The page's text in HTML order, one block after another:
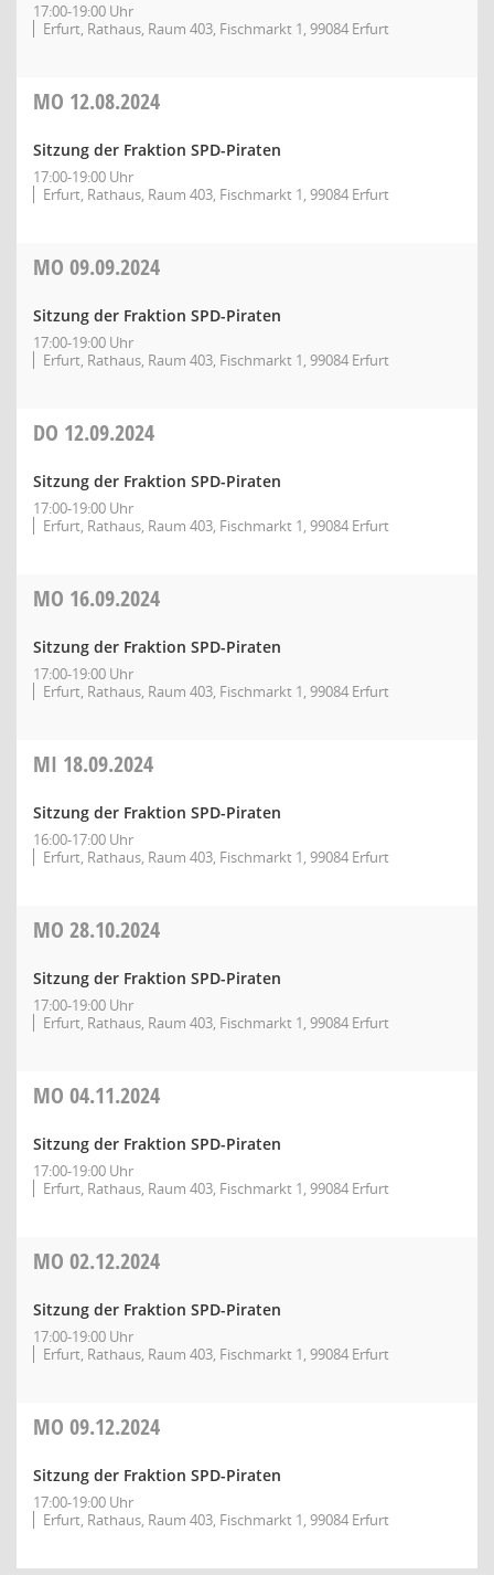
17:00-19:00 Uhr
Erfurt, Rathaus, Raum 403, Fischmarkt 1, 99084 Erfurt
MO 12.08.2024
Sitzung der Fraktion SPD-Piraten
17:00-19:00 Uhr
Erfurt, Rathaus, Raum 403, Fischmarkt 1, 99084 Erfurt
MO 09.09.2024
Sitzung der Fraktion SPD-Piraten
17:00-19:00 Uhr
Erfurt, Rathaus, Raum 403, Fischmarkt 1, 99084 Erfurt
DO 12.09.2024
Sitzung der Fraktion SPD-Piraten
17:00-19:00 Uhr
Erfurt, Rathaus, Raum 403, Fischmarkt 1, 99084 Erfurt
MO 16.09.2024
Sitzung der Fraktion SPD-Piraten
17:00-19:00 Uhr
Erfurt, Rathaus, Raum 403, Fischmarkt 1, 99084 Erfurt
MI 18.09.2024
Sitzung der Fraktion SPD-Piraten
16:00-17:00 Uhr
Erfurt, Rathaus, Raum 403, Fischmarkt 1, 99084 Erfurt
MO 28.10.2024
Sitzung der Fraktion SPD-Piraten
17:00-19:00 Uhr
Erfurt, Rathaus, Raum 403, Fischmarkt 1, 99084 Erfurt
MO 04.11.2024
Sitzung der Fraktion SPD-Piraten
17:00-19:00 Uhr
Erfurt, Rathaus, Raum 403, Fischmarkt 1, 99084 Erfurt
MO 02.12.2024
Sitzung der Fraktion SPD-Piraten
17:00-19:00 Uhr
Erfurt, Rathaus, Raum 403, Fischmarkt 1, 99084 Erfurt
MO 09.12.2024
Sitzung der Fraktion SPD-Piraten
17:00-19:00 Uhr
Erfurt, Rathaus, Raum 403, Fischmarkt 1, 99084 Erfurt